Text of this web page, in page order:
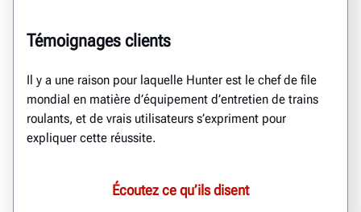
Témoignages clients
Il y a une raison pour laquelle Hunter est le chef de file
mondial en matière d’équipement d’entretien de trains
roulants, et de vrais utilisateurs s’expriment pour
expliquer cette réussite.
Écoutez ce qu’ils disent